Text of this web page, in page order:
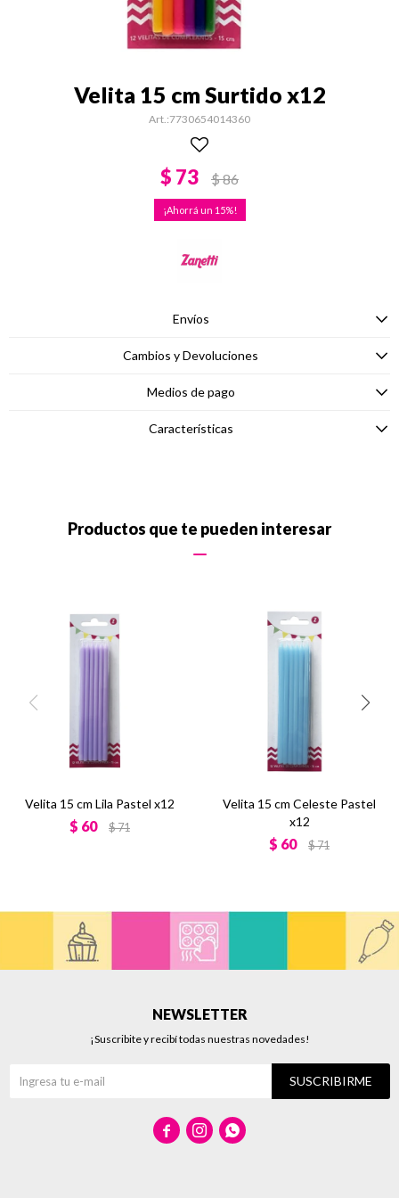
Velita 15 cm Surtido x12
7730654014360
$ 73 $86
15
Envíos
Cambios y Devoluciones
Medios de pago
Características
Productos que te pueden interesar
Velita 15 cm Lila Pastel x12
$ 60 $71
Velita 15 cm Celeste Pastel
x12
$ 60 $71
NEWSLETTER
¡Suscribite y recibí todas nuestras novedades!
SUSCRIBIRME
  